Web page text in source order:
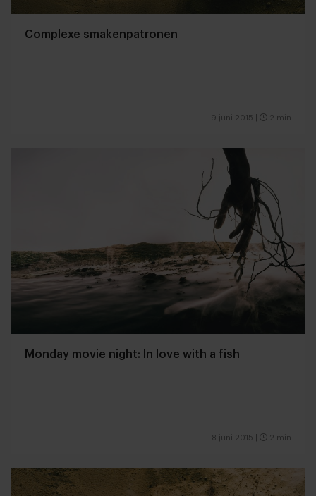
Complexe smakenpatronen
9 juni 2015 2 min
Monday movie night: In love with a fish
8 juni 2015 2 min